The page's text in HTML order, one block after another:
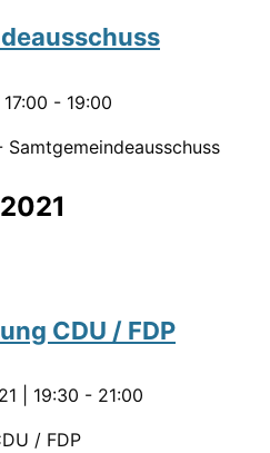
- 19:00
CDU / FDP
| 19:30 - 21:00
/ FDP